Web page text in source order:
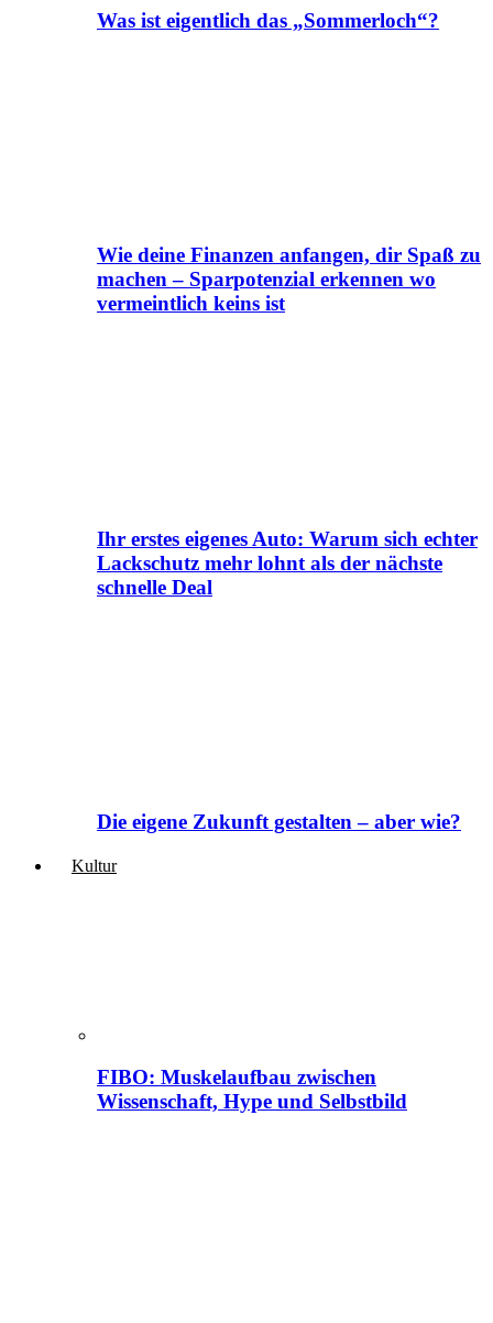
Was ist eigentlich das „Sommerloch“?
Wie deine Finanzen anfangen, dir Spaß zu
machen – Sparpotenzial erkennen wo
vermeintlich keins ist
Ihr erstes eigenes Auto: Warum sich echter
Lackschutz mehr lohnt als der nächste
schnelle Deal
Die eigene Zukunft gestalten – aber wie?
Kultur
FIBO: Muskelaufbau zwischen
Wissenschaft, Hype und Selbstbild